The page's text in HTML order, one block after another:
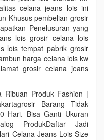
celana jeans lois ini
Khusus pembelian grosir
Penelusuran yang
lois grosir celana lois
lois tempat pabrik grosir
harga celana lois kw
grosir celana jeans
Ribuan Produk Fashion |
Barang Tidak
Hari. Bisa Ganti Ukuran
ProdukDaftar Jadi
Celana Jeans Lois Size